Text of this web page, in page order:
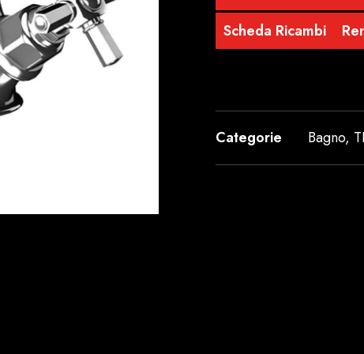
Scheda Ricambi
Categorie Bagno,